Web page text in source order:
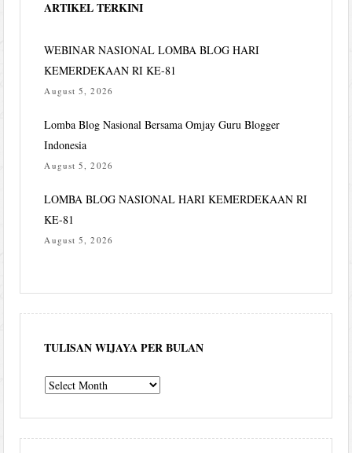
ARTIKEL TERKINI
WEBINAR NASIONAL LOMBA BLOG HARI
KEMERDEKAAN RI KE-81
August 5, 2026
Lomba Blog Nasional Bersama Omjay Guru Blogger
Indonesia
August 5, 2026
LOMBA BLOG NASIONAL HARI KEMERDEKAAN RI
KE-81
August 5, 2026
TULISAN WIJAYA PER BULAN
Tulisan
per
bulan